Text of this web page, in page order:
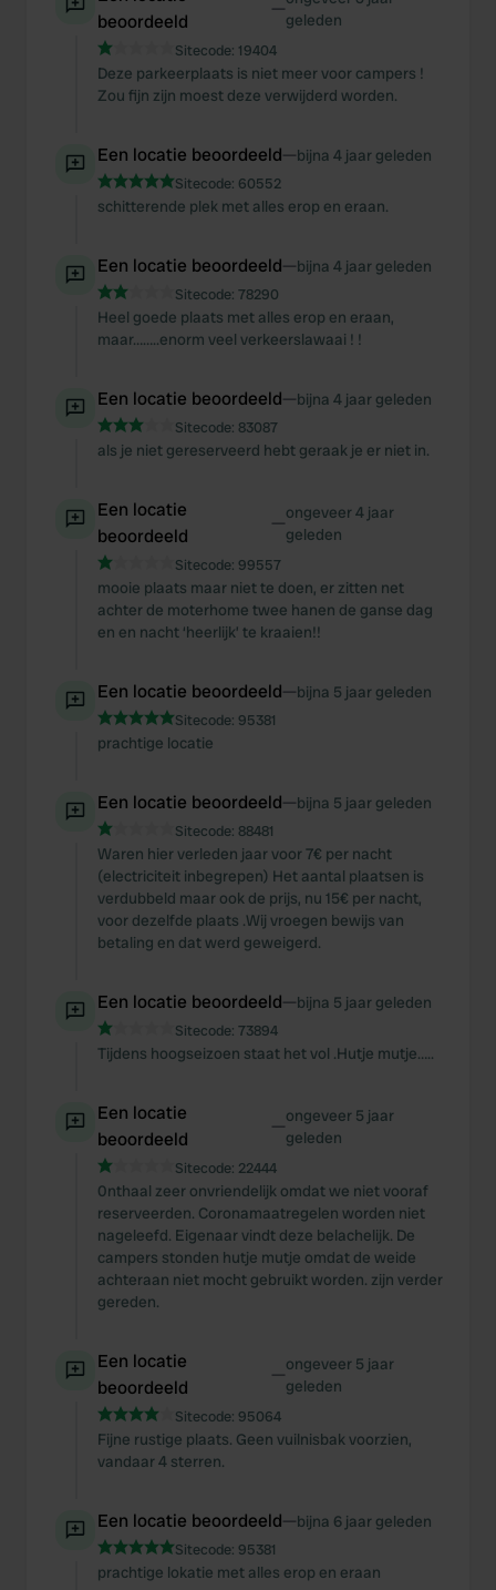
beoordeeld
—geleden
Sitecode: 19404
Deze parkeerplaats is niet meer voor campers !
Zou fijn zijn moest deze verwijderd worden.
Een locatie beoordeeld—bijna 4 jaar geleden
Sitecode: 60552
schitterende plek met alles erop en eraan.
Een locatie beoordeeld—bijna 4 jaar geleden
Sitecode: 78290
Heel goede plaats met alles erop en eraan,
maar……..enorm veel verkeerslawaai ! !
Een locatie beoordeeld—bijna 4 jaar geleden
Sitecode: 83087
als je niet gereserveerd hebt geraak je er niet in.
Een locatie
beoordeeld
—ongeveer 4 jaar
geleden
Sitecode: 99557
mooie plaats maar niet te doen, er zitten net
achter de moterhome twee hanen de ganse dag
en en nacht ‘heerlijk’ te kraaien!!
Een locatie beoordeeld—bijna 5 jaar geleden
Sitecode: 95381
prachtige locatie
Een locatie beoordeeld—bijna 5 jaar geleden
Sitecode: 88481
Waren hier verleden jaar voor 7€ per nacht
(electriciteit inbegrepen) Het aantal plaatsen is
verdubbeld maar ook de prijs, nu 15€ per nacht,
voor dezelfde plaats .Wij vroegen bewijs van
betaling en dat werd geweigerd.
Een locatie beoordeeld—bijna 5 jaar geleden
Sitecode: 73894
Tijdens hoogseizoen staat het vol .Hutje mutje…..
Een locatie
beoordeeld
—ongeveer 5 jaar
geleden
Sitecode: 22444
0nthaal zeer onvriendelijk omdat we niet vooraf
reserveerden. Coronamaatregelen worden niet
nageleefd. Eigenaar vindt deze belachelijk. De
campers stonden hutje mutje omdat de weide
achteraan niet mocht gebruikt worden. zijn verder
gereden.
Een locatie
beoordeeld
—ongeveer 5 jaar
geleden
Sitecode: 95064
Fijne rustige plaats. Geen vuilnisbak voorzien,
vandaar 4 sterren.
Een locatie beoordeeld—bijna 6 jaar geleden
Sitecode: 95381
prachtige lokatie met alles erop en eraan